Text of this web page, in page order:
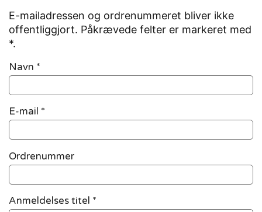
E-mailadressen og ordrenummeret bliver ikke
offentliggjort. Påkrævede felter er markeret med
*.
Navn *
E-mail *
Ordrenummer
Anmeldelses titel *